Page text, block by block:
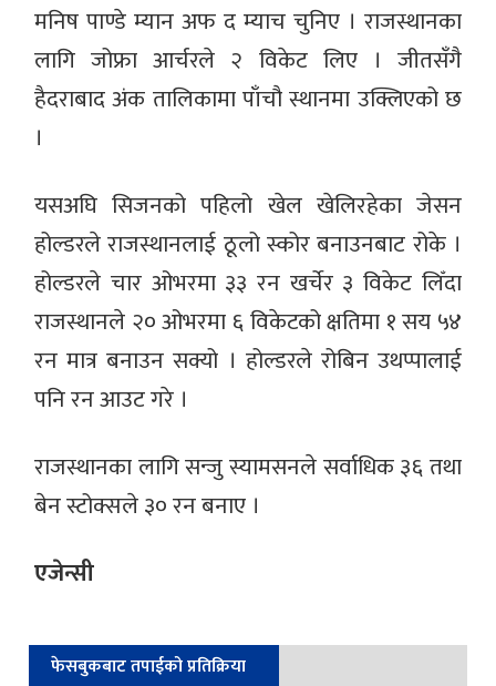
मनिष पाण्डे म्यान अफ द म्याच चुनिए । राजस्थानका
लागि जोफ्रा आर्चरले २ विकेट लिए । जीतसँगै
हैदराबाद अंक तालिकामा पाँचौ स्थानमा उक्लिएको छ
।
यसअघि सिजनको पहिलो खेल खेलिरहेका जेसन
होल्डरले राजस्थानलाई ठूलो स्कोर बनाउनबाट रोके ।
होल्डरले चार ओभरमा ३३ रन खर्चेर ३ विकेट लिँदा
राजस्थानले २० ओभरमा ६ विकेटको क्षतिमा १ सय ५४
रन मात्र बनाउन सक्यो । होल्डरले रोबिन उथप्पालाई
पनि रन आउट गरे ।
राजस्थानका लागि सन्जु स्यामसनले सर्वाधिक ३६ तथा
बेन स्टोक्सले ३० रन बनाए ।
एजेन्सी
फेसबुकबाट तपाईको प्रतिक्रिया